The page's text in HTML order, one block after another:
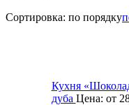
Сортировка: по порядку
Кухня
дуба Цена: от